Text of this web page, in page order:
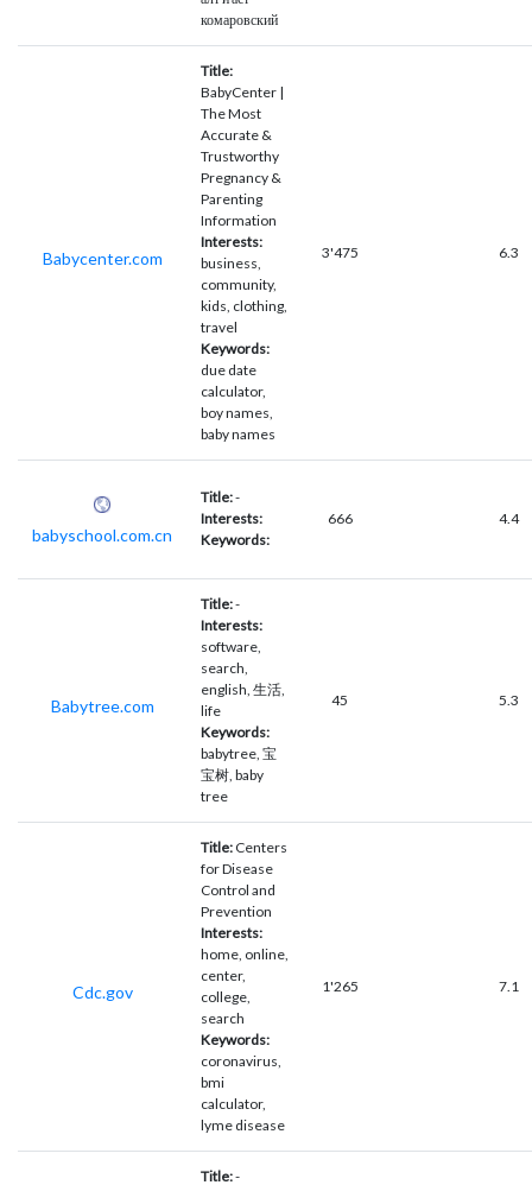
комаровский
Babycenter.com
Title:
BabyCenter |
The Most
Accurate &
Trustworthy
Pregnancy &
Parenting
Information
Interests:
business,
community,
kids, clothing,
travel
Keywords:
due date
calculator,
boy names,
baby names
3'475 6.3
babyschool.com.cn
Title:-
Interests:
Keywords:
666 4.4
Babytree.com
Title:-
Interests:
software,
search,
english, 生活,
life
Keywords:
babytree, 宝
宝树, baby
tree
45 5.3
Cdc.gov
Title: Centers
for Disease
Control and
Prevention
Interests:
home, online,
center,
college,
search
Keywords:
coronavirus,
bmi
calculator,
lyme disease
1'265 7.1
Title:-